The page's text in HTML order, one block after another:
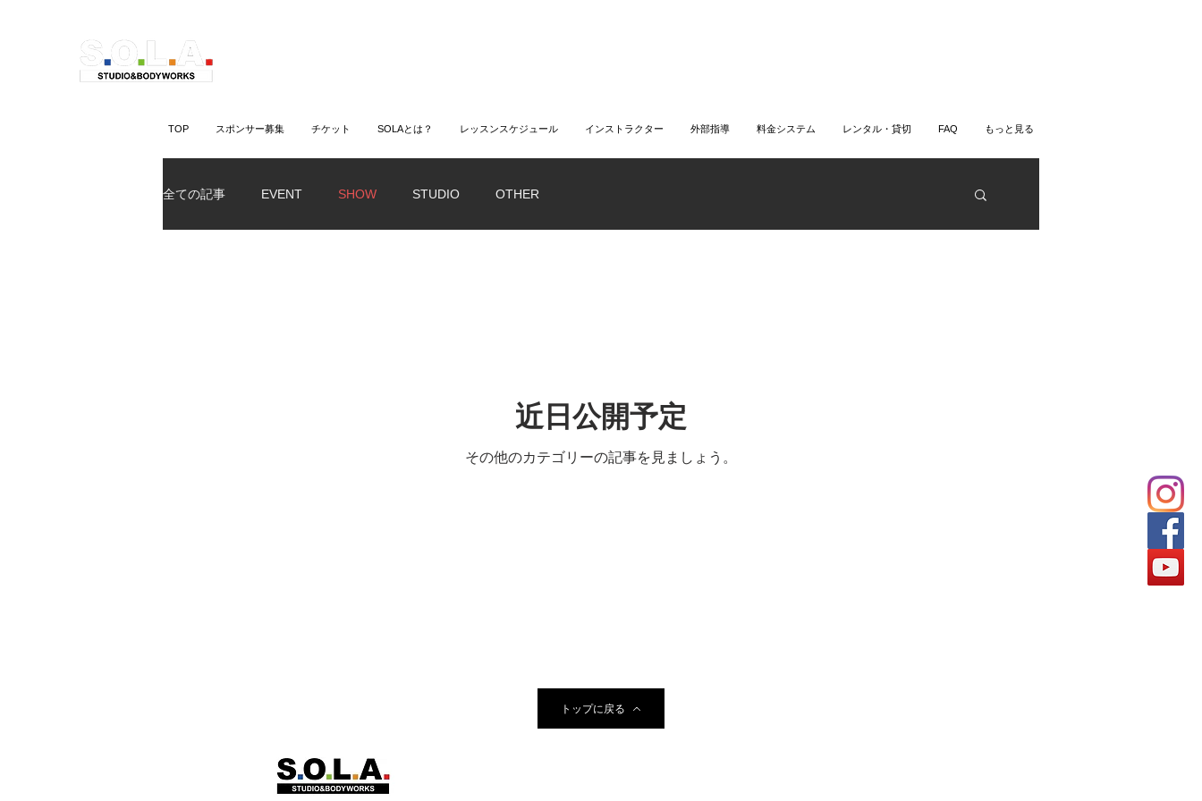
TOP スポンサー募集 チケット SOLAとは？ レッスンスケジュール インストラクター 外部指導 料金システム レンタル・貸切 FAQ もっと見る
全ての記事 EVENT SHOW STUDIO OTHER
近日公開予定
その他のカテゴリーの記事を見ましょう。
トップに戻る